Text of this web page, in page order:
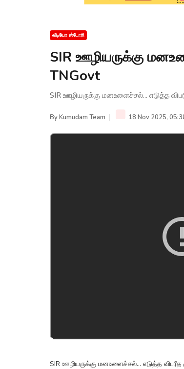
வீடியோ ஸ்டோரி
SIR ஊழியருக்கு
TNGovt
SIR ஊழியருக்கு மனஉளைச்சல்... எடுத்த
ByKumudam Team 18 Nov 2025,
SIR ஊழியருக்கு மனஉளைச்சல்... எடுத்த விபரீத